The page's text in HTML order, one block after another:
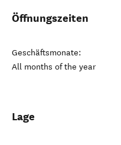
Öffnungszeiten
Geschäftsmonate:
All months of the year
Lage